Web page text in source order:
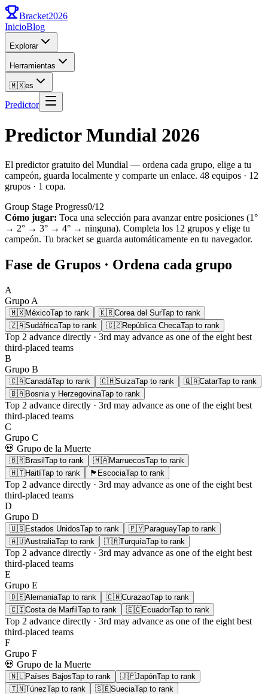
Bracket2026
InicioBlog
Explorar
Herramientas
🇲🇽es
Predictor
Predictor Mundial 2026
El predictor gratuito del Mundial — ordena cada grupo, elige a tu
campeón, guarda localmente y comparte un enlace. 48 equipos · 12
grupos · 1 copa.
Group Stage Progress0/12
Cómo jugar: Toca una selección para avanzar entre posiciones (1°
→ 2° → 3° → 4° → ninguna). Completa los 12 grupos y elige tu
campeón. Tu bracket se guarda automáticamente en tu navegador.
Fase de Grupos · Ordena cada grupo
A
Grupo A
🇲🇽MéxicoTap to rank 🇰🇷Corea del SurTap to rank
🇿🇦SudáfricaTap to rank 🇨🇿República ChecaTap to rank
Top 2 advance directly · 3rd may advance as one of the eight best
third-placed teams
B
Grupo B
🇨🇦CanadáTap to rank 🇨🇭SuizaTap to rank 🇶🇦CatarTap to rank
🇧🇦Bosnia y HerzegovinaTap to rank
Top 2 advance directly · 3rd may advance as one of the eight best
third-placed teams
C
Grupo C
💀 Grupo de la Muerte
🇧🇷BrasilTap to rank 🇲🇦MarruecosTap to rank
🇭🇹HaitíTap to rank 🏴󠁧󠁢󠁳󠁣󠁴󠁿 EscociaTap to rank
Top 2 advance directly · 3rd may advance as one of the eight best
third-placed teams
D
Grupo D
🇺🇸Estados UnidosTap to rank 🇵🇾ParaguayTap to rank
🇦🇺AustraliaTap to rank 🇹🇷TurquíaTap to rank
Top 2 advance directly · 3rd may advance as one of the eight best
third-placed teams
E
Grupo E
🇩🇪AlemaniaTap to rank 🇨🇼CurazaoTap to rank
🇨🇮Costa de MarfilTap to rank 🇪🇨EcuadorTap to rank
Top 2 advance directly · 3rd may advance as one of the eight best
third-placed teams
F
Grupo F
💀 Grupo de la Muerte
🇳🇱Países BajosTap to rank 🇯🇵JapónTap to rank
🇹🇳TúnezTap to rank 🇸🇪SueciaTap to rank